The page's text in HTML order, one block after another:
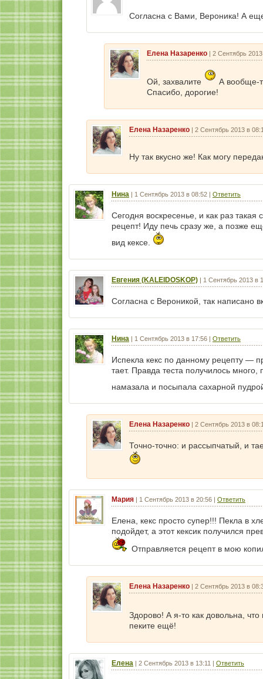
Согласна с Вами, Вероника! А
Елена Назаренко | 2 Сентябрь
Ой, захвалите
А вообще-
Спасибо, дорогие!
Елена Назаренко | 2 Сентябрь 2013 в
Ну так вкусно же! Как могу
Нина | 1 Сентябрь 2013 в 08:52 | Ответить
Сегодня воскресенье, и как раз
рецепт! Иду печь сразу же, а позже
вид кексе.
Евгения (KALEIDOSKOP) | 1 Сентябрь 2013 в
Согласна с Вероникой, так написано
Нина | 1 Сентябрь 2013 в 17:56 | Ответить
Испекла кекс по данному рецепту —
тает. Правда теста получилось
намазала и посыпала сахарной
Елена Назаренко | 2 Сентябрь 2013 в
Точно-точно: и рассыпчатый, и
Мария | 1 Сентябрь 2013 в 20:56 | Ответить
Елена, кекс просто супер!!! Пекла в
подойдет, а этот кексик получился
Отправляется рецепт в мою
Елена Назаренко | 2 Сентябрь 2013 в
Здорово! А я-то как довольна,
пеките ещё!
Елена | 2 Сентябрь 2013 в 13:11 | Ответить